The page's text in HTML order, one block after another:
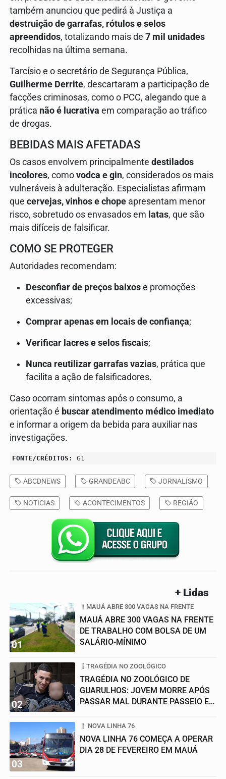
também anunciou que pedirá à Justiça a
destruição de garrafas, rótulos e selos
apreendidos, totalizando mais de 7 mil unidades
recolhidas na última semana.
Tarcísio e o secretário de Segurança Pública,
Guilherme Derrite, descartaram a participação de
facções criminosas, como o PCC, alegando que a
prática não é lucrativa em comparação ao tráfico
de drogas.
BEBIDAS MAIS AFETADAS
Os casos envolvem principalmente destilados
incolores, como vodca e gin, considerados os mais
vulneráveis à adulteração. Especialistas afirmam
que cervejas, vinhos e chope apresentam menor
risco, sobretudo os envasados em latas, que são
mais difíceis de falsificar.
COMO SE PROTEGER
Autoridades recomendam:
Desconfiar de preços baixos e promoções
excessivas;
Comprar apenas em locais de confiança;
Verificar lacres e selos fiscais;
Nunca reutilizar garrafas vazias, prática que
facilita a ação de falsificadores.
Caso ocorram sintomas após o consumo, a
orientação é buscar atendimento médico imediato
e informar a origem da bebida para auxiliar nas
investigações.
FONTE/CRÉDITOS: G1
ABCDNEWS GRANDEABC JORNALISMO
NOTICIAS ACONTECIMENTOS REGIÃO
+ Lidas
01
MAUÁ ABRE 300 VAGAS NA FRENTE
MAUÁ ABRE 300 VAGAS NA FRENTE
DE TRABALHO COM BOLSA DE UM
SALÁRIO-MÍNIMO
02
TRAGÉDIA NO ZOOLÓGICO
TRAGÉDIA NO ZOOLÓGICO DE
GUARULHOS: JOVEM MORRE APÓS
PASSAR MAL DURANTE PASSEIO EM
03
NOVA LINHA 76
NOVA LINHA 76 COMEÇA A OPERAR
DIA 28 DE FEVEREIRO EM MAUÁ